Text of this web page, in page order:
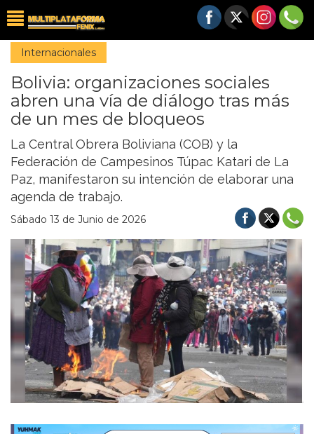
Internacionales
Bolivia: organizaciones sociales
abren una vía de diálogo tras más
de un mes de bloqueos
La Central Obrera Boliviana (COB) y la
Federación de Campesinos Túpac Katari de La
Paz, manifestaron su intención de elaborar una
agenda de trabajo.
Sábado 13 de Junio de 2026